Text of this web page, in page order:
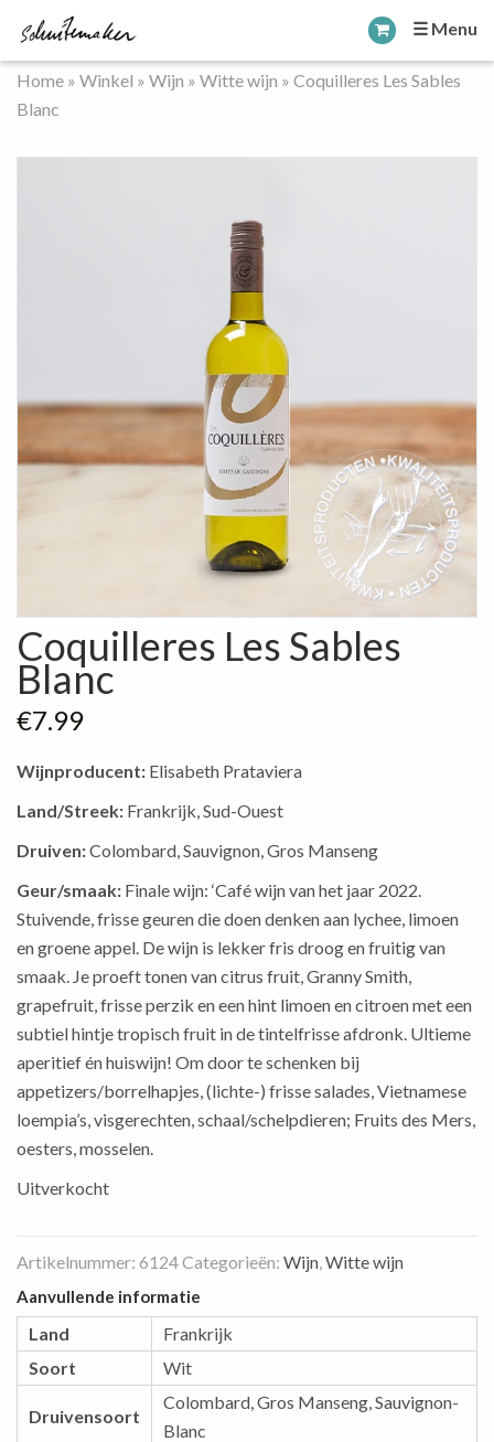
☰ Menu
Home » Winkel » Wijn » Witte wijn » Coquilleres Les Sables
Blanc
Coquilleres Les Sables
Blanc
€7.99
Wijnproducent: Elisabeth Prataviera
Land/Streek: Frankrijk, Sud-Ouest
Druiven:Colombard, Sauvignon, Gros Manseng
Geur/smaak: Finale wijn: ‘Café wijn van het jaar 2022.
Stuivende, frisse geuren die doen denken aan lychee, limoen
en groene appel. De wijn is lekker fris droog en fruitig van
smaak. Je proeft tonen van citrus fruit, Granny Smith,
grapefruit, frisse perzik en een hint limoen en citroen met een
subtiel hintje tropisch fruit in de tintelfrisse afdronk. Ultieme
aperitief én huiswijn! Om door te schenken bij
appetizers/borrelhapjes, (lichte-) frisse salades, Vietnamese
loempia’s, visgerechten, schaal/schelpdieren; Fruits des Mers,
oesters, mosselen.
Uitverkocht
Artikelnummer: 6124Categorieën: Wijn,Witte wijn
Aanvullende informatie
Land
Frankrijk
Soort
Wit
Druivensoort
Colombard,Gros Manseng,Sauvignon-
Blanc